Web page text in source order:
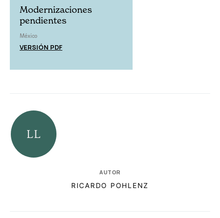
Modernizaciones
pendientes
México
VERSIÓN PDF
AUTOR
RICARDO POHLENZ